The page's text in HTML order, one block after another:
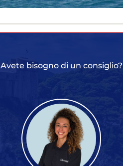
Avete bisogno di un consiglio?